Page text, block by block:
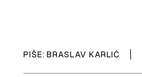
PIŠE: BRASLAV KARLIĆ